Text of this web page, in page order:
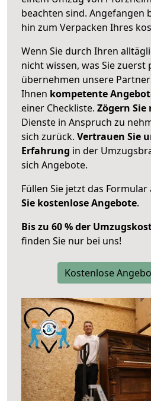
beachten sind. Angefangen
hin zum Verpacken Ihres
Wenn Sie durch Ihren
nicht wissen, was Sie zuerst
übernehmen unsere
Ihnen kompetente
einer Checkliste. Zögern
Dienste in Anspruch zu
sich zurück. Vertrauen Sie
Erfahrung in der
sich Angebote.
Füllen Sie jetzt das Formular
Sie kostenlose Angebote.
Bis zu 60 % der
finden Sie nur bei uns!
Kostenlose